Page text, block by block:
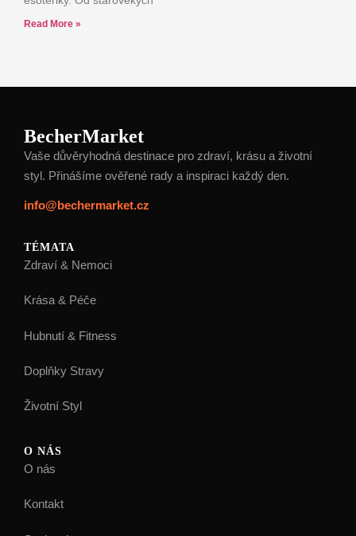
Read More »
BecherMarket
Vaše důvěryhodná destinace pro zdraví, krásu a životní
styl. Přinášíme ověřené rady a inspiraci každý den.
info@bechermarket.cz
TÉMATA
Zdraví & Nemoci
Krása & Péče
Hubnutí & Fitness
Doplňky Stravy
Životní Styl
O NÁS
O nás
Kontakt